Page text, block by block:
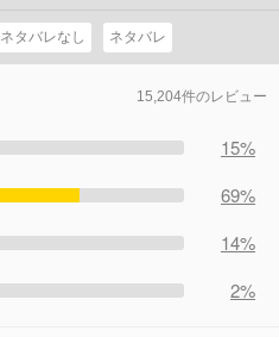
ネタバレなし ネタバレ
15,204件のレビュー
15%
69%
14%
2%